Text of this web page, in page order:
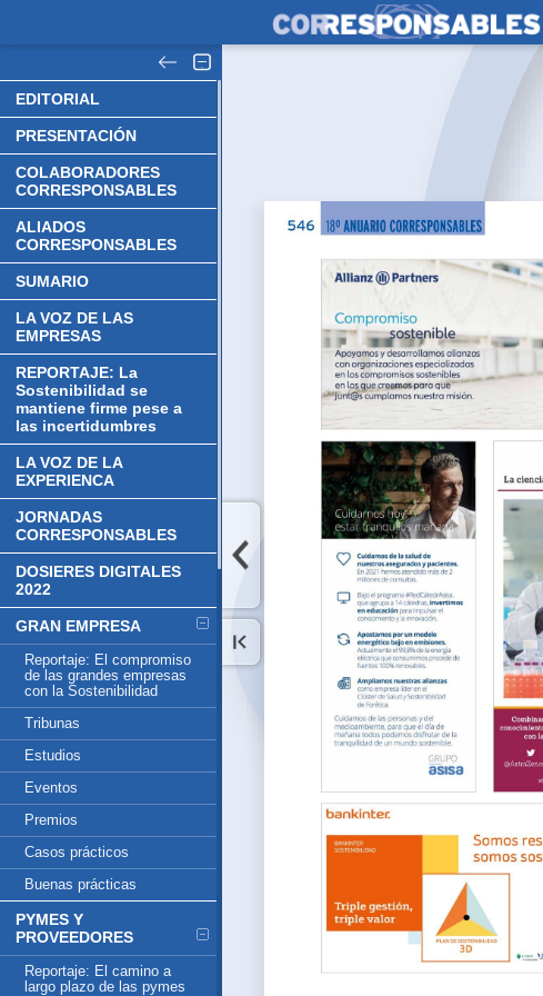
EDITORIAL
PRESENTACIÓN
COLABORADORES
CORRESPONSABLES
ALIADOS
CORRESPONSABLES
SUMARIO
LA VOZ DE LAS
EMPRESAS
REPORTAJE: La
Sostenibilidad se
mantiene firme pese a
las incertidumbres
LA VOZ DE LA
EXPERIENCA
JORNADAS
CORRESPONSABLES
DOSIERES DIGITALES
2022
GRAN EMPRESA
Reportaje: El compromiso
de las grandes empresas
con la Sostenibilidad
Tribunas
Estudios
Eventos
Premios
Casos prácticos
Buenas prácticas
PYMES Y
PROVEEDORES
Reportaje: El camino a
largo plazo de las pymes